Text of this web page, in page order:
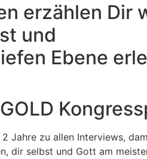
erzählen Dir
und
Ebene
Jahre zu allen Interviews,
dir selbst und Gott am